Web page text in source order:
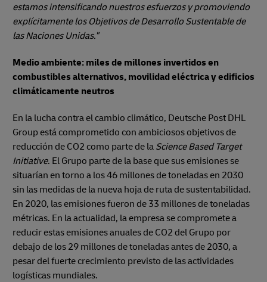
estamos intensificando nuestros esfuerzos y promoviendo
explícitamente los Objetivos de Desarrollo Sustentable de
las Naciones Unidas."
Medio ambiente: miles de millones invertidos en
combustibles alternativos, movilidad eléctrica y edificios
climáticamente neutros
En la lucha contra el cambio climático, Deutsche Post DHL
Group está comprometido con ambiciosos objetivos de
reducción de CO2 como parte de la Science Based Target
Initiative. El Grupo parte de la base que sus emisiones se
situarían en torno a los 46 millones de toneladas en 2030
sin las medidas de la nueva hoja de ruta de sustentabilidad.
En 2020, las emisiones fueron de 33 millones de toneladas
métricas. En la actualidad, la empresa se compromete a
reducir estas emisiones anuales de CO2 del Grupo por
debajo de los 29 millones de toneladas antes de 2030, a
pesar del fuerte crecimiento previsto de las actividades
logísticas mundiales.